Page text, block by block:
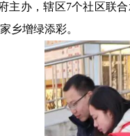
主办，辖区7个社区联
乡增绿添彩。